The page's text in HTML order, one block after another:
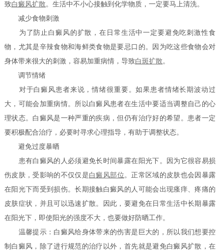
致白癜风扩散。生活中不小心接触到化学物质，一定要马上清洗。
减少食物刺激
为了防止白癜风的扩散，在日常生活中一定要避免吃刺激性食
物，尤其是辛辣食物和海鲜类食物是要忌口的。因为吃这些食物会对
身体带来很大的刺激，容易加重病情，导致白斑扩散。
调节情绪
对于白癜风患者来说，情绪很重要。如果患者情绪长期波动过
大，可能会加重病情。所以白癜风患者在生活中要适当调整自己的心
理状态。白癜风是一种严重的疾病，但仍有治疗好的希望。患者一定
要积极配合治疗，必要时寻求心理指导，有助于调整状态。
避免过度暴晒
患有白癜风的人必须避免长时间暴露在阳光下。因为它很容易损
伤皮肤，受影响的不仅仅是白癜风部位。正常区域的皮肤也会因暴露
在阳光下而受到损伤。长期接触白癜风的人可能会出现瘙痒、疼痛的
皮肤症状，并且可以迅速扩散。因此，要避免在日常生活中长期暴露
在阳光下，即使阳光的强度不大，也要做好防晒工作。
温馨提示：白癜风给身体带来的伤害是巨大的，所以我们想要控
制白癜风，除了进行规范的治疗以外，首先就是避免白癜风扩散，在